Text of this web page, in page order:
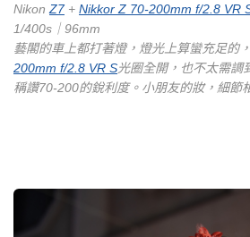
Nikon Z7+ Nikkor Z 70-200mm f/2.8 VR
1/400s｜96mm
藝閣的車上都打著燈，燈光上算蠻充足的
200mm f/2.8 VR S光圈全開，也不太需調
稱讚70-200的銳利度。小朋友的妝，細節